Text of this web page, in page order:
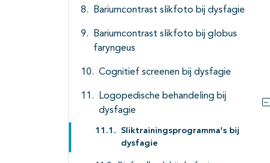
Bariumcontrast slikfoto bij dysfagie
Bariumcontrast slikfoto bij globus
faryngeus
Cognitief screenen bij dysfagie
Logopedische behandeling bij
dysfagie
Sliktrainingsprogramma's bij
dysfagie